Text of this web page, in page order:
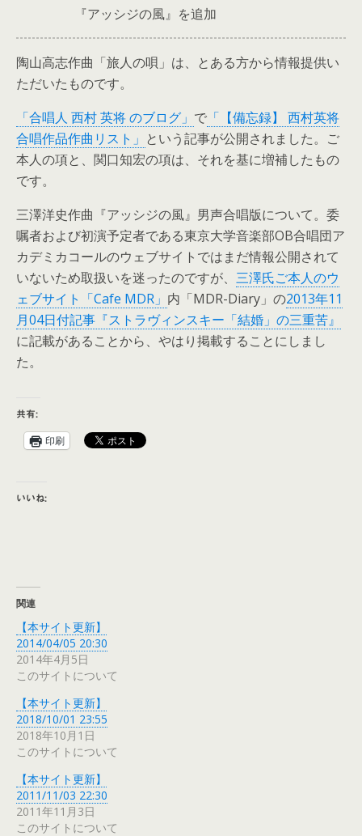
『アッシジの風』を追加
陶山高志作曲「旅人の唄」は、とある方から情報提供い
ただいたものです。
「合唱人 西村 英将 のブログ」 で 「【備忘録】 西村英将
合唱作品作曲リスト」 という記事が公開されました。ご
本人の項と、関口知宏の項は、それを基に増補したもの
です。
三澤洋史作曲『アッシジの風』男声合唱版について。委
嘱者および初演予定者である東京大学音楽部OB合唱団ア
カデミカコールのウェブサイトではまだ情報公開されて
いないため取扱いを迷ったのですが、 三澤氏ご本人のウ
ェブサイト「Cafe MDR」 内「MDR-Diary」の2013年11
月04日付記事『ストラヴィンスキー「結婚」の三重苦』
に記載があることから、やはり掲載することにしまし
た。
共有:
印刷
いいね:
関連
【本サイト更新】
2014/04/05 20:30
2014年4月5日
このサイトについて
【本サイト更新】
2018/10/01 23:55
2018年10月1日
このサイトについて
【本サイト更新】
2011/11/03 22:30
2011年11月3日
このサイトについて